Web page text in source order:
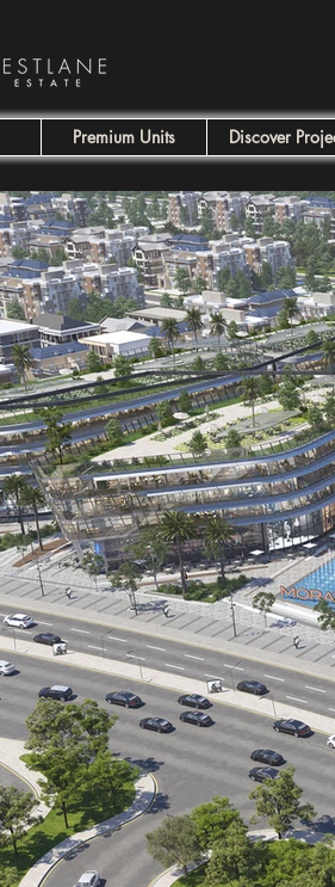
Premium Units Discover